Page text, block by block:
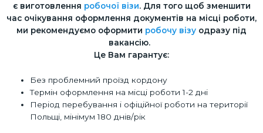
є виготовлення робочої візи. Для того щоб зменшити
час очікування оформлення документів на місці роботи,
ми рекомендуємо оформити робочу візу одразу під
вакансію.
Це Вам гарантує:
Без проблемний проїзд кордону
Термін оформлення на місці роботи 1-2 дні
Період перебування і офіційної роботи на території
Польщі, мінімум 180 днів/рік